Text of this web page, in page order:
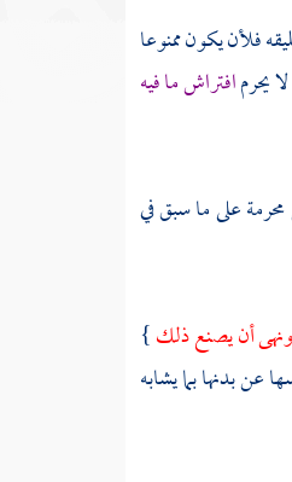
فلأن يكون ممنوعا
يحرمافتراش ما فيه
على ما سبق في
أن يصنع ذلك}
عن بدنها بما يشابه